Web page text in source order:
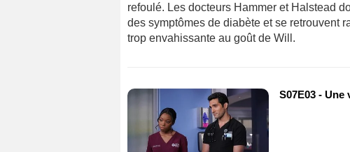
refoulé. Les docteurs Hammer et Halstead
des symptômes de diabète et se retrouvent
trop envahissante au goût de Will.
S07E03 -